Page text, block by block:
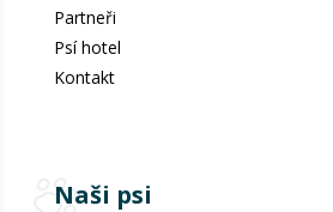
Partneři
Psí hotel
Kontakt
Naši psi